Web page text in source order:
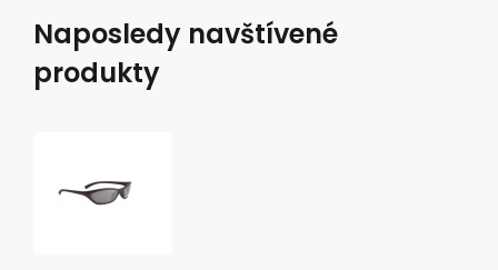
Naposledy navštívené
produkty